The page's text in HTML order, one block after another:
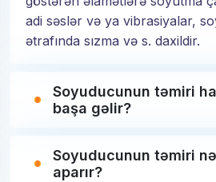
adi səslər və ya vibrasiyalar,
ətrafında sızma və s. daxildir.
Soyuducunun təmiri
başa gəlir?
Soyuducunun təmiri
aparır?